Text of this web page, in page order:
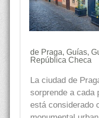
de Praga, Guías,
República Checa
La ciudad de
sorprende a cada
está considerado